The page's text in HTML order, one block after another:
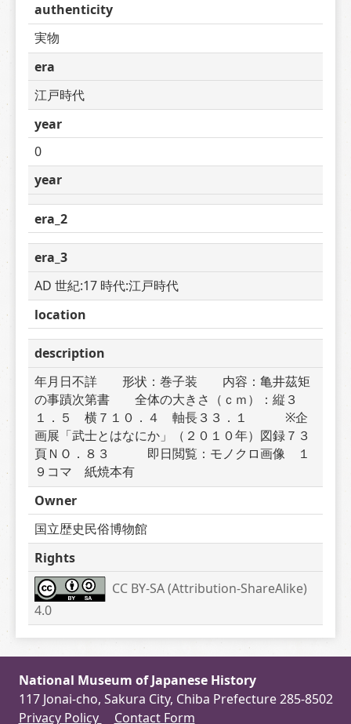
authenticity
実物
era
江戸時代
year
0
year
era_2
era_3
AD 世紀:17 時代:江戸時代
location
description
年月日不詳　　形状：巻子装　　内容：亀井茲矩
の事蹟次第書　　全体の大きさ（ｃｍ）：縦３
１．５　横７１０．４　軸長３３．１　　　※企
画展「武士とはなにか」（２０１０年）図録７３
頁ＮＯ．８３　　　即日閲覧：モノクロ画像　１
９コマ　紙焼本有
Owner
国立歴史民俗博物館
Rights
CC BY-SA (Attribution-ShareAlike)
4.0
National Museum of Japanese History
117 Jonai-cho, Sakura City, Chiba Prefecture 285-8502
Privacy Policy
Contact Form